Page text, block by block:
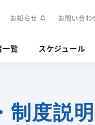
お知らせ notifications お問い合わ
一覧 スケジュール
制度説